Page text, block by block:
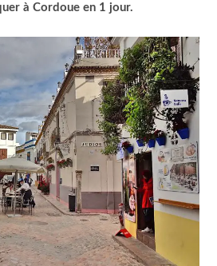
à Cordoue en 1 jour.